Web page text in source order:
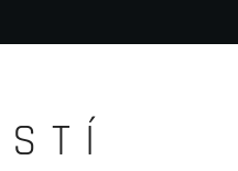
T Í